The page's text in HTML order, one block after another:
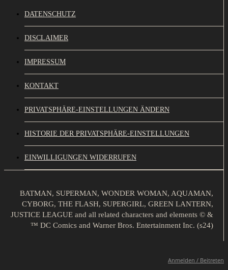
DATENSCHUTZ
DISCLAIMER
IMPRESSUM
KONTAKT
PRIVATSPHÄRE-EINSTELLUNGEN ÄNDERN
HISTORIE DER PRIVATSPHÄRE-EINSTELLUNGEN
EINWILLIGUNGEN WIDERRUFEN
BATMAN, SUPERMAN, WONDER WOMAN, AQUAMAN,
CYBORG, THE FLASH, SUPERGIRL, GREEN LANTERN,
JUSTICE LEAGUE and all related characters and elements © &
™ DC Comics and Warner Bros. Entertainment Inc. (s24)
Anmelden / Beitreten